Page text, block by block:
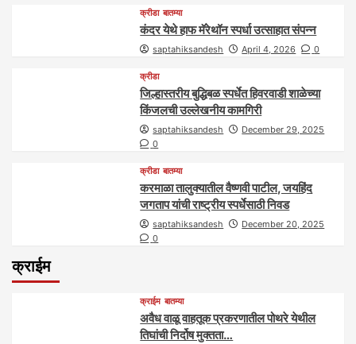
क्रीडा बातम्या
कंदर येथे हाफ मॅरेथॉन स्पर्धा उत्साहात संपन्न
saptahiksandesh April 4, 2026 0
क्रीडा
जिल्हास्तरीय बुद्धिबळ स्पर्धेत हिवरवाडी शाळेच्या
किंजलची उल्लेखनीय कामगिरी
saptahiksandesh
December 29, 2025
0
क्रीडा बातम्या
करमाळा तालुक्यातील वैष्णवी पाटील, जयहिंद
जगताप यांची राष्ट्रीय स्पर्धेसाठी निवड
saptahiksandesh
December 20, 2025
0
क्राईम
क्राईम बातम्या
अवैध वाळू वाहतूक प्रकरणातील पोथरे येथील
तिघांची निर्दोष मुक्तता…